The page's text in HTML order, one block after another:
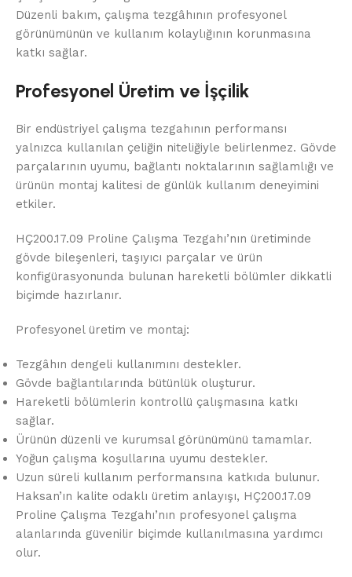
Düzenli bakım, çalışma tezgâhının profesyonel
görünümünün ve kullanım kolaylığının korunmasına
katkı sağlar.
Profesyonel Üretim ve İşçilik
Bir endüstriyel çalışma tezgahının performansı
yalnızca kullanılan çeliğin niteliğiyle belirlenmez. Gövde
parçalarının uyumu, bağlantı noktalarının sağlamlığı ve
ürünün montaj kalitesi de günlük kullanım deneyimini
etkiler.
HÇ200.17.09 Proline Çalışma Tezgahı’nın üretiminde
gövde bileşenleri, taşıyıcı parçalar ve ürün
konfigürasyonunda bulunan hareketli bölümler dikkatli
biçimde hazırlanır.
Profesyonel üretim ve montaj:
Tezgâhın dengeli kullanımını destekler.
Gövde bağlantılarında bütünlük oluşturur.
Hareketli bölümlerin kontrollü çalışmasına katkı
sağlar.
Ürünün düzenli ve kurumsal görünümünü tamamlar.
Yoğun çalışma koşullarına uyumu destekler.
Uzun süreli kullanım performansına katkıda bulunur.
Haksan’ın kalite odaklı üretim anlayışı, HÇ200.17.09
Proline Çalışma Tezgahı’nın profesyonel çalışma
alanlarında güvenilir biçimde kullanılmasına yardımcı
olur.